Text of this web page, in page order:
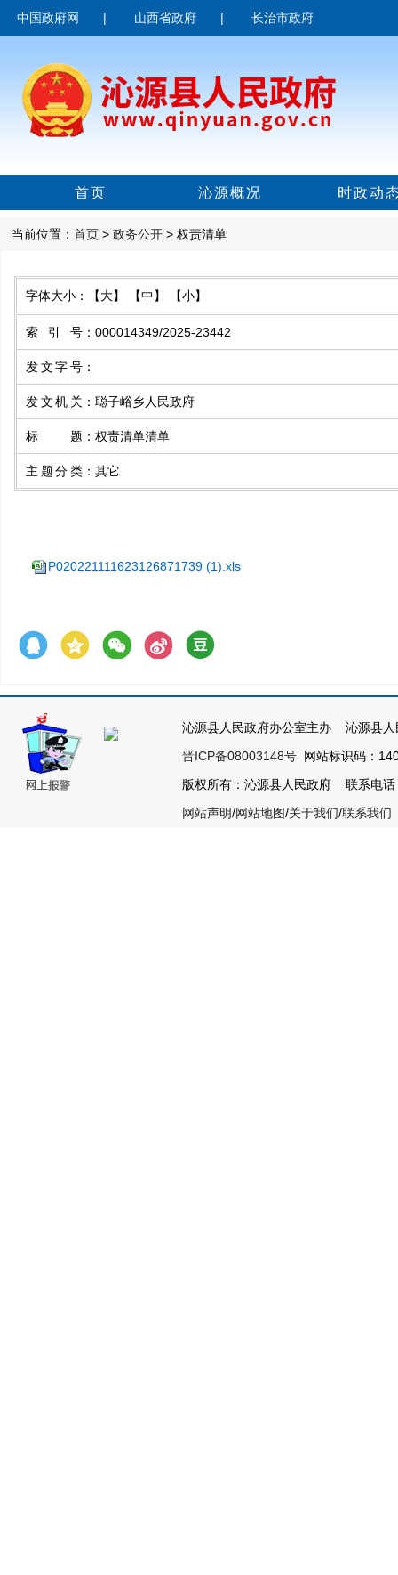
中国政府网 | 山西省政府 | 长治市政府
首页 沁源概况 时政动
当前位置： 首页 > 政务公开 > 权责清单
字体大小： 【大】 【中】 【小】
索引号 ： 000014349/2025-23442
发文字号 ：
发文机关 ： 聪子峪乡人民政府
标题 ： 权责清单清单
主题分类 ： 其它
P020221111623126871739 (1).xls
沁源县人民政府办公室主办 沁源县
晋ICP备08003148号 网站标识码：
版权所有：沁源县人民政府 联系电
网站声明/网站地图/关于我们/联系我们